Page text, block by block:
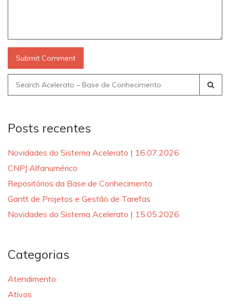
Search
for:
Posts recentes
Novidades do Sistema Acelerato | 16.07.2026
CNPJ Alfanumérico
Repositórios da Base de Conhecimento
Gantt de Projetos e Gestão de Tarefas
Novidades do Sistema Acelerato | 15.05.2026
Categorias
Atendimento
Ativos